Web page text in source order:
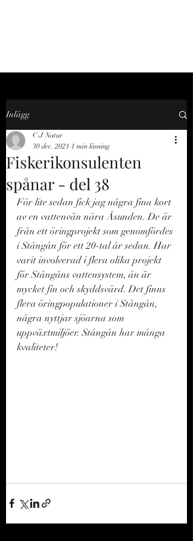
Inlägg
Fiskerikonsulenten
spånar - del 38
C-J Natur
30 dec. 2021 1 min läsning
För lite sedan fick jag några fina kort
av en vattenvän nära Åsunden. De är
från ett öringprojekt som genomfördes
i Stångån för ett 20-tal år sedan. Har
varit involverad i flera olika projekt
för Stångåns vattensystem, ån är
mycket fin och skyddsvärd. Det finns
flera öringpopulationer i Stångån,
några nyttjar sjöarna som
uppväxtmiljöer. Stångån har många
kvaliteter!